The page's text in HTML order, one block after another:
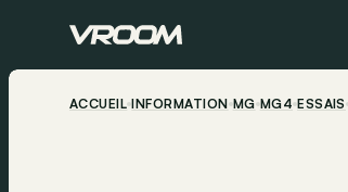
ACCUEIL INFORMATION MG MG4 ESSAIS